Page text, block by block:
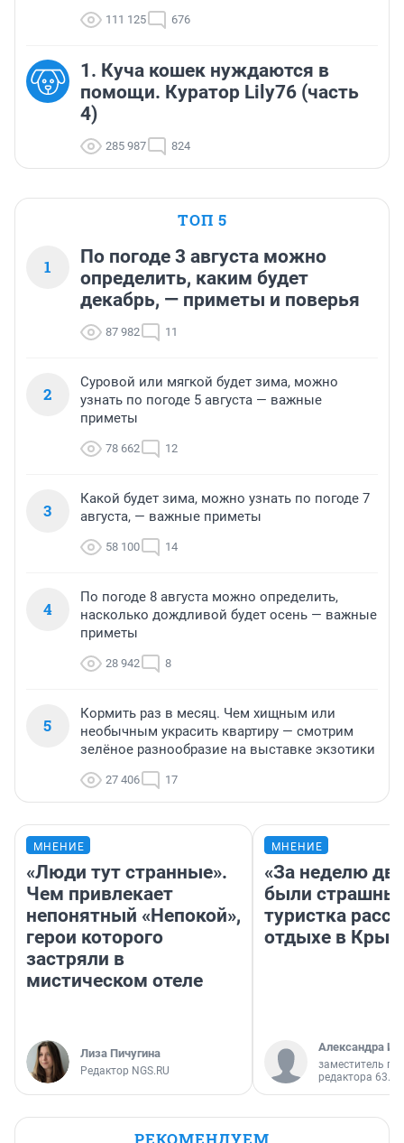
111 125 676
1. Куча кошек нуждаются в
помощи. Куратор Lily76 (часть
4)
285 987 824
ТОП 5
1
По погоде 3 августа можно
определить, каким будет
декабрь, — приметы и поверья
87 982 11
2
Суровой или мягкой будет зима, можно
узнать по погоде 5 августа — важные
приметы
78 662 12
3
Какой будет зима, можно узнать по погоде 7
августа, — важные приметы
58 100 14
4
По погоде 8 августа можно определить,
насколько дождливой будет осень — важные
приметы
28 942 8
5
Кормить раз в месяц. Чем хищным или
необычным украсить квартиру — смотрим
зелёное разнообразие на выставке экзотики
27 406 17
МНЕНИЕ
«Люди тут странные».
Чем привлекает
непонятный «Непокой»,
герои которого
застряли в
мистическом отеле
Лиза Пичугина
Редактор NGS.RU
МНЕНИЕ
«За неделю
были
туристка
отдыхе в
Александра
заместитель
редактора 63.RU